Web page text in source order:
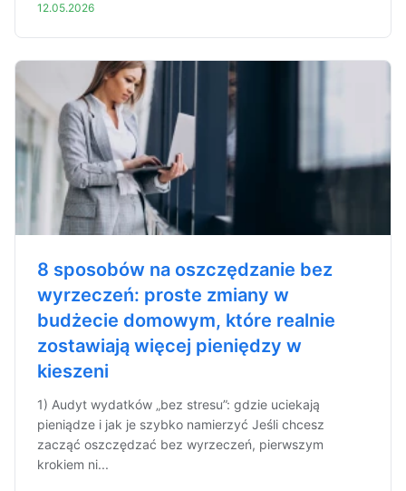
12.05.2026
8 sposobów na oszczędzanie bez
wyrzeczeń: proste zmiany w
budżecie domowym, które realnie
zostawiają więcej pieniędzy w
kieszeni
1) Audyt wydatków „bez stresu”: gdzie uciekają
pieniądze i jak je szybko namierzyć Jeśli chcesz
zacząć oszczędzać bez wyrzeczeń, pierwszym
krokiem ni...